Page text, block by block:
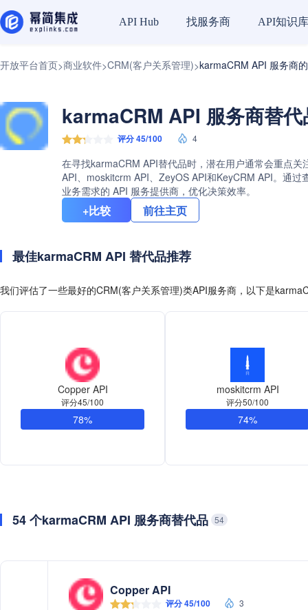
API Hub 找服务商 API知识库
开放平台首页>商业软件>CRM(客户关系管理)>karmaCRM API 服务商
karmaCRM API 服务商替
评分 45/100 4
在寻找karmaCRM API替代品时，潜在用户通常会重点
API、moskitcrm API、ZeyOS API和KeyCRM API。通
业务需求的 API 服务提供商，优化决策效率。
+比较 前往主页
最佳karmaCRM API 替代品推荐
我们评估了一些最好的CRM(客户关系管理)类API服务商，以下是
Copper API
评分45/100
78%
moskitcrm API
评分50/100
74%
54 个karmaCRM API 服务商替代品 54
Copper API
评分 45/100 3